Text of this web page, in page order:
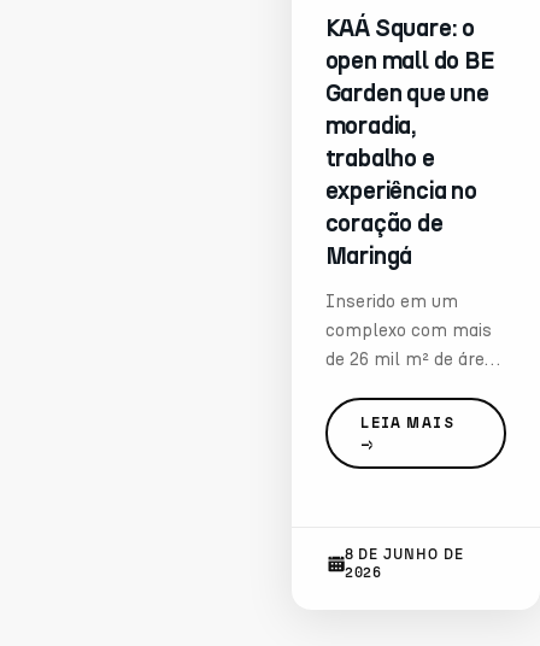
números que
colocam a cidade em
patamar comparável
a destinos turísticos
tradicionais e
reforçam a força de
uma demanda que vai
muito além da
sazonalidade.
KAÁ Square: o
open mall do BE
Garden que une
moradia,
trabalho e
experiência no
coração de
Maringá
Inserido em um
complexo com mais
de 26 mil m² de área
locatários já
confirmados, o Kaá
Square inaugura um
onde viver, trabalhar
LEIA MAIS
8 DE JUNHO DE
2026